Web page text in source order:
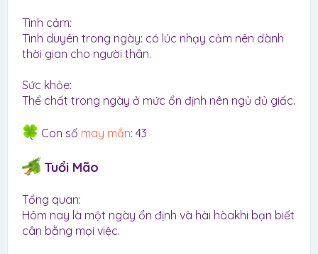
Tình cảm:
Tình duyên trong ngày: có lúc nhạy cảm nên dành
thời gian cho người thân.
Sức khỏe:
Thể chất trong ngày ở mức ổn định nên ngủ đủ giấc.
Con số may mắn: 43
Tuổi Mão
Tổng quan:
Hôm nay là một ngày ổn định và hài hòakhi bạn biết
cân bằng mọi việc.